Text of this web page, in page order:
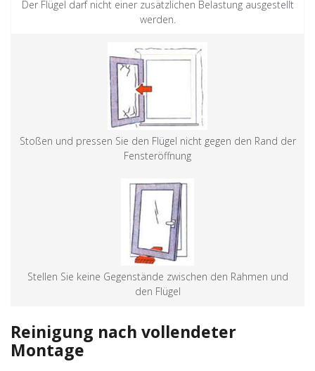
Der Flügel darf nicht einer zusätzlichen Belastung ausgestellt
werden.
Stoßen und pressen Sie den Flügel nicht gegen den Rand der
Fensteröffnung
Stellen Sie keine Gegenstände zwischen den Rahmen und
den Flügel
Reinigung nach vollendeter
Montage